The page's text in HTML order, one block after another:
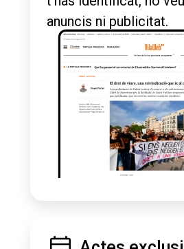
anuncis ni publicitat.